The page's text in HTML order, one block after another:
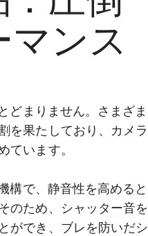
ンス
どまりません。さまざま
を果たしており、カメラ
ています。
構で、静音性を高めると
のため、シャッター音を
ができ、ブレを防いだシ